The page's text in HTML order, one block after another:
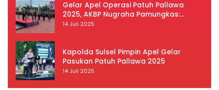
Gelar Apel Operasi Patuh Pallawa
2025, AKBP Nugraha Pamungkas:
Kedisiplinan dan Keselamatan Jadi
14 Juli 2025
Kapolda Sulsel Pimpin Apel Gelar
Pasukan Patuh Pallawa 2025
14 Juli 2025